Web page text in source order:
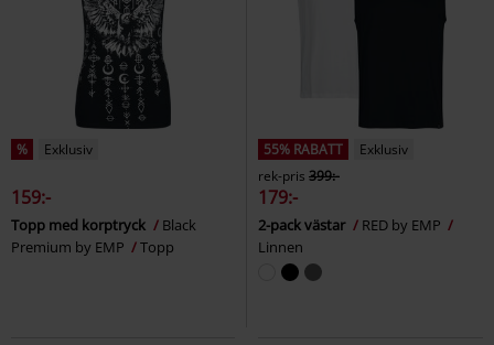
% Exklusiv
159:-
Topp med korptryck
Black
Premium by EMP
Topp
55% RABATT
Exklusiv
rek-pris 399:-
179:-
2-pack västar
RED by EMP
Linnen